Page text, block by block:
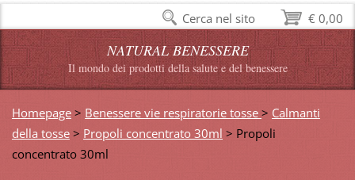
NATURAL BENESSERE
Il mondo dei prodotti della salute e del benessere
Homepage > Benessere vie respiratorie tosse > Calmanti
della tosse > Propoli concentrato 30ml > Propoli
concentrato 30ml
€ 0,00
Cerca nel sito